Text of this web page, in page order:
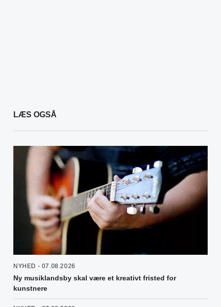
LÆS OGSÅ
NYHED - 07.08.2026
Ny musiklandsby skal være et kreativt fristed for
kunstnere